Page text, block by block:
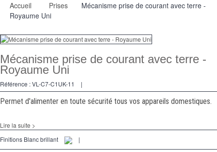
Interrupteurs
Prises
Multimedia
Pièces
Accueil Prises
Mécanisme prise de courant avec terre -
Royaume Uni
Mécanisme prise de courant avec terre -
Royaume Uni
Référence :VL-C7-C1UK-11 |
Permet d'alimenter en toute sécurité tous vos appareils domestiques.
Lire la suite >
Finitions Blanc brillant
|